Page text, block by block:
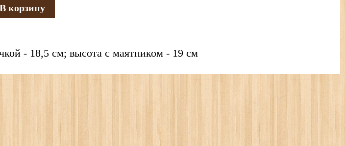
В корзину
- 18,5 см; высота с маятником - 19 см